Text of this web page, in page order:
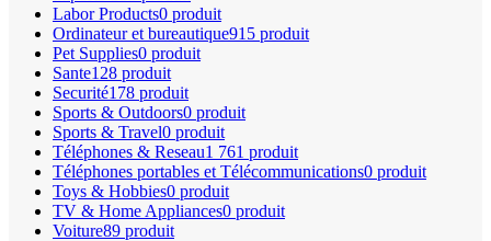
Labor Products0 produit
Ordinateur et bureautique915 produit
Pet Supplies0 produit
Sante128 produit
Securité178 produit
Sports & Outdoors0 produit
Sports & Travel0 produit
Téléphones & Reseau1 761 produit
Téléphones portables et Télécommunications0 produit
Toys & Hobbies0 produit
TV & Home Appliances0 produit
Voiture89 produit